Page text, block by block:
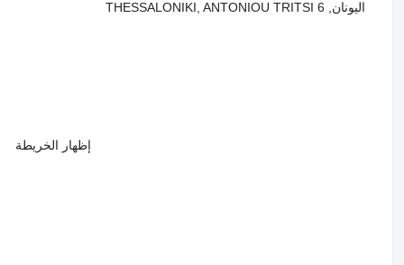
اليونان, THESSALONIKI, ANTONIOU TRITSI 6
إظهار الخريطة